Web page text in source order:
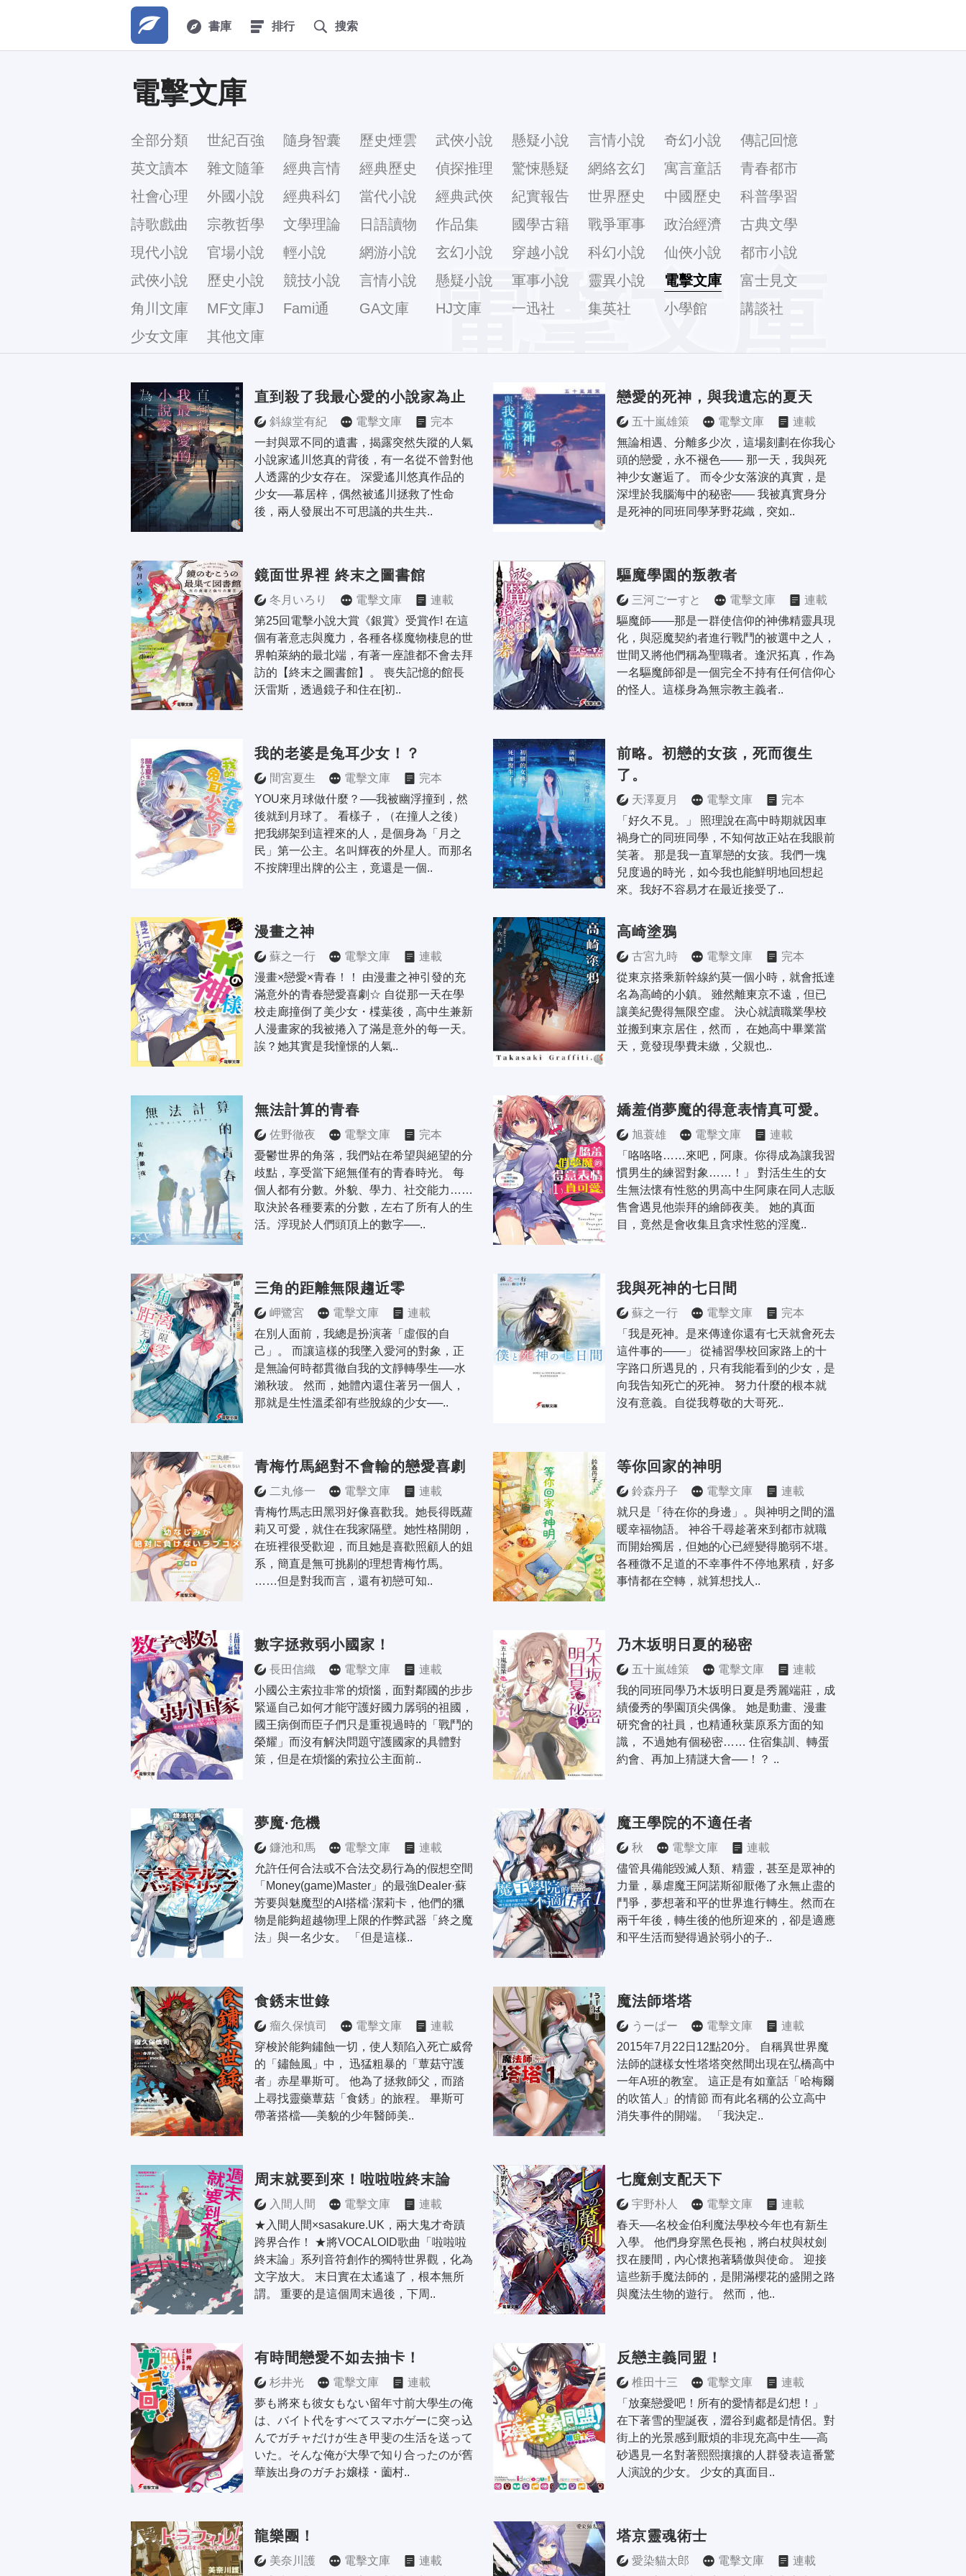
書庫 排行 搜索
電擊文庫
電擊文庫
全部分類 世紀百強 隨身智囊 歷史煙雲 武俠小說 懸疑小說 言情小說 奇幻小說
傳記回憶
英文讀本
雜文隨筆 經典言情 經典歷史 偵探推理 驚悚懸疑 網絡玄幻 寓言童話
青春都市
社會心理
外國小說 經典科幻 當代小說 經典武俠 紀實報告 世界歷史 中國歷史
科普學習
詩歌戲曲
宗教哲學 文學理論 日語讀物 作品集 國學古籍 戰爭軍事 政治經濟
古典文學
現代小說
官場小說 輕小說 網游小說 玄幻小說 穿越小說 科幻小說 仙俠小說
都市小說
武俠小說
歷史小說 競技小說 言情小說 懸疑小說 軍事小說 靈異小說 電擊文庫
富士見文
庫
角川文庫 MF文庫J
Fami通
GA文庫 HJ文庫 一迅社 集英社 小學館
講談社
少女文庫
其他文庫
直到殺了我最心愛的小說家為止
斜線堂有紀 電擊文庫
完本
一封與眾不同的遺書，揭露突然失蹤的人氣
小說家遙川悠真的背後，有一名從不曾對他
人透露的少女存在。 深愛遙川悠真作品的
少女──幕居梓，偶然被遙川拯救了性命
後，兩人發展出不可思議的共生共..
戀愛的死神，與我遺忘的夏天
五十嵐雄策 電擊文庫
連載
無論相遇、分離多少次，這場刻劃在你我心
頭的戀愛，永不褪色—— 那一天，我與死
神少女邂逅了。 而令少女落淚的真實，是
深埋於我腦海中的秘密—— 我被真實身分
是死神的同班同學茅野花織，突如..
鏡面世界裡 終末之圖書館
冬月いろり 電擊文庫
連載
第25回電擊小說大賞《銀賞》受賞作! 在這
個有著意志與魔力，各種各樣魔物棲息的世
界帕萊納的最北端，有著一座誰都不會去拜
訪的【終末之圖書館】。 喪失記憶的館長
沃雷斯，透過鏡子和住在[初..
驅魔學園的叛教者
三河ごーすと 電擊文庫
連載
驅魔師——那是一群使信仰的神佛精靈具現
化，與惡魔契約者進行戰鬥的被選中之人，
世間又將他們稱為聖職者。逢沢拓真，作為
一名驅魔師卻是一個完全不持有任何信仰心
的怪人。這樣身為無宗教主義者..
我的老婆是兔耳少女！？
間宮夏生 電擊文庫
完本
YOU來月球做什麼？──我被幽浮撞到，然
後就到月球了。 看樣子，（在撞人之後）
把我綁架到這裡來的人，是個身為「月之
民」第一公主。名叫輝夜的外星人。而那名
不按牌理出牌的公主，竟還是一個..
前略。初戀的女孩，死而復生
了。
天澤夏月 電擊文庫
完本
「好久不見。」 照理說在高中時期就因車
禍身亡的同班同學，不知何故正站在我眼前
笑著。 那是我一直單戀的女孩。我們一塊
兒度過的時光，如今我也能鮮明地回想起
來。我好不容易才在最近接受了..
漫畫之神
蘇之一行 電擊文庫
連載
漫畫×戀愛×青春！！ 由漫畫之神引發的充
滿意外的青春戀愛喜劇☆ 自從那一天在學
校走廊撞倒了美少女・楪葉後，高中生兼新
人漫畫家的我被捲入了滿是意外的每一天。
誒？她其實是我憧憬的人氣..
高崎塗鴉
古宮九時 電擊文庫
完本
從東京搭乘新幹線約莫一個小時，就會抵達
名為高崎的小鎮。 雖然離東京不遠，但已
讓美紀覺得無限空虛。 決心就讀職業學校
並搬到東京居住，然而， 在她高中畢業當
天，竟發現學費未繳，父親也..
無法計算的青春
佐野徹夜 電擊文庫
完本
憂鬱世界的角落，我們站在希望與絕望的分
歧點，享受當下絕無僅有的青春時光。 每
個人都有分數。外貌、學力、社交能力……
取決於各種要素的分數，左右了所有人的生
活。浮現於人們頭頂上的數字──..
嬌羞俏夢魔的得意表情真可愛。
旭蓑雄 電擊文庫
連載
「咯咯咯……來吧，阿康。你得成為讓我習
慣男生的練習對象……！」 對活生生的女
生無法懷有性慾的男高中生阿康在同人志販
售會遇見他崇拜的繪師夜美。 她的真面
目，竟然是會收集且貪求性慾的淫魔..
三角的距離無限趨近零
岬鷺宮 電擊文庫
連載
在別人面前，我總是扮演著「虛假的自
己」。 而讓這樣的我墜入愛河的對象，正
是無論何時都貫徹自我的文靜轉學生──水
瀨秋玻。 然而，她體內還住著另一個人，
那就是生性溫柔卻有些脫線的少女──..
我與死神的七日間
蘇之一行 電擊文庫
完本
「我是死神。是來傳達你還有七天就會死去
這件事的——」 從補習學校回家路上的十
字路口所遇見的，只有我能看到的少女，是
向我告知死亡的死神。 努力什麼的根本就
沒有意義。自從我尊敬的大哥死..
青梅竹馬絕對不會輸的戀愛喜劇
二丸修一 電擊文庫
連載
青梅竹馬志田黑羽好像喜歡我。她長得既蘿
莉又可愛，就住在我家隔壁。她性格開朗，
在班裡很受歡迎，而且她是喜歡照顧人的姐
系，簡直是無可挑剔的理想青梅竹馬。
……但是對我而言，還有初戀可知..
等你回家的神明
鈴森丹子 電擊文庫
連載
就只是「待在你的身邊」。與神明之間的溫
暖幸福物語。 神谷千尋趁著來到都市就職
而開始獨居，但她的心已經變得脆弱不堪。
各種微不足道的不幸事件不停地累積，好多
事情都在空轉，就算想找人..
數字拯救弱小國家！
長田信織 電擊文庫
連載
小國公主索拉非常的煩惱，面對鄰國的步步
緊逼自己如何才能守護好國力孱弱的祖國，
國王病倒而臣子們只是重視過時的「戰鬥的
榮耀」而沒有解決問題守護國家的具體對
策，但是在煩惱的索拉公主面前..
乃木坂明日夏的秘密
五十嵐雄策 電擊文庫
連載
我的同班同學乃木坂明日夏是秀麗端莊，成
績優秀的學園頂尖偶像。 她是動畫、漫畫
研究會的社員，也精通秋葉原系方面的知
識， 不過她有個秘密…… 住宿集訓、轉蛋
約會、再加上猜謎大會──！？ ..
夢魔·危機
鐮池和馬 電擊文庫
連載
允許任何合法或不合法交易行為的假想空間
「Money(game)Master」的最強Dealer·蘇
芳要與魅魔型的AI搭檔·潔莉卡，他們的獵
物是能夠超越物理上限的作弊武器「終之魔
法」與一名少女。 「但是這樣..
魔王學院的不適任者
秋 電擊文庫
連載
儘管具備能毀滅人類、精靈，甚至是眾神的
力量，暴虐魔王阿諾斯卻厭倦了永無止盡的
鬥爭，夢想著和平的世界進行轉生。然而在
兩千年後，轉生後的他所迎來的，卻是適應
和平生活而變得過於弱小的子..
食銹末世錄
瘤久保慎司 電擊文庫
連載
穿梭於能夠鏽蝕一切，使人類陷入死亡威脅
的「鏽蝕風」中， 迅猛粗暴的「蕈菇守護
者」赤星畢斯可。 他為了拯救師父，而踏
上尋找靈藥蕈菇「食銹」的旅程。 畢斯可
帶著搭檔──美貌的少年醫師美..
魔法師塔塔
うーぱー 電擊文庫
連載
2015年7月22日12點20分。 自稱異世界魔
法師的謎樣女性塔塔突然間出現在弘橋高中
一年A班的教室。 這正是有如童話「哈梅爾
的吹笛人」的情節 而有此名稱的公立高中
消失事件的開端。 「我決定..
周末就要到來！啦啦啦終末論
入間人間 電擊文庫
連載
★入間人間×sasakure.UK，兩大鬼才奇蹟
跨界合作！ ★將VOCALOID歌曲「啦啦啦
終末論」系列音符創作的獨特世界觀，化為
文字放大。 末日實在太遙遠了，根本無所
謂。 重要的是這個周末過後，下周..
七魔劍支配天下
宇野朴人 電擊文庫
連載
春天──名校金伯利魔法學校今年也有新生
入學。 他們身穿黑色長袍，將白杖與杖劍
扠在腰間，內心懷抱著驕傲與使命。 迎接
這些新手魔法師的，是開滿櫻花的盛開之路
與魔法生物的遊行。 然而，他..
有時間戀愛不如去抽卡！
杉井光 電擊文庫
連載
夢も將來も彼女もない留年寸前大學生の俺
は、バイト代をすべてスマホゲーに突っ込
んでガチャだけが生き甲斐の生活を送って
いた。そんな俺が大學で知り合ったのが舊
華族出身のガチお嬢様・薗村..
反戀主義同盟！
椎田十三 電擊文庫
連載
「放棄戀愛吧！所有的愛情都是幻想！」
在下著雪的聖誕夜，澀谷到處都是情侶。對
街上的光景感到厭煩的非現充高中生──高
砂遇見一名對著熙熙攘攘的人群發表這番驚
人演說的少女。 少女的真面目..
龍樂團！
美奈川護 電擊文庫
連載
塔京靈魂術士
愛染貓太郎 電擊文庫
連載